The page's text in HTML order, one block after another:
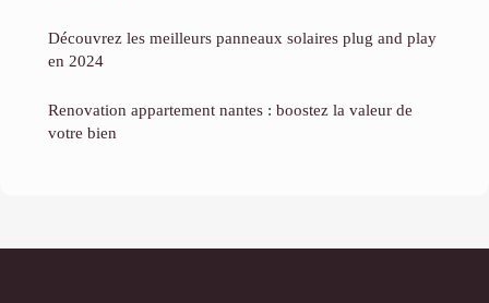
Découvrez les meilleurs panneaux solaires plug and play
en 2024
Renovation appartement nantes : boostez la valeur de
votre bien